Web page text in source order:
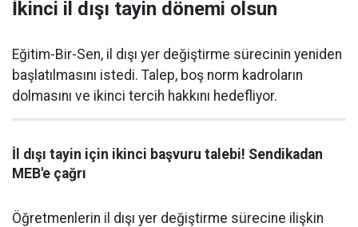
İkinci il dışı tayin dönemi olsun
Eğitim-Bir-Sen, il dışı yer değiştirme sürecinin yeniden
başlatılmasını istedi. Talep, boş norm kadroların
dolmasını ve ikinci tercih hakkını hedefliyor.
İl dışı tayin için ikinci başvuru talebi! Sendikadan
MEB'e çağrı
Öğretmenlerin il dışı yer değiştirme sürecine ilişkin